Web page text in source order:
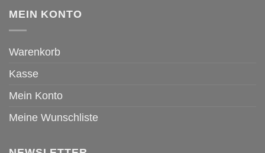
MEIN KONTO
Warenkorb
Kasse
Mein Konto
Meine Wunschliste